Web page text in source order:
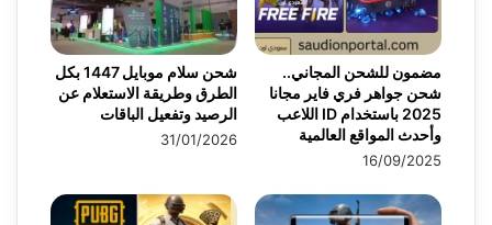
شحن سلام موبايل 1447 بكل
الطرق وطريقة الاستعلام عن
الرصيد وتفعيل الباقات
31/01/2026
مضمون للشحن المجاني..
شحن جواهر فري فاير مجانا
2025 باستخدام ID اللاعب
وأحدث المواقع العالمية
16/09/2025